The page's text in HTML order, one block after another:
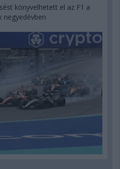
könyvelhetett el az F1 a
negyedévben